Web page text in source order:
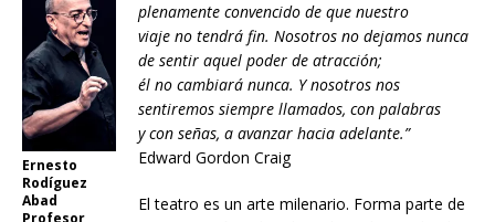
Ernesto
Rodíguez
Abad
Profesor
plenamente convencido de que nuestro
viaje no tendrá fin. Nosotros no dejamos nunca
de sentir aquel poder de atracción;
él no cambiará nunca. Y nosotros nos
sentiremos siempre llamados, con palabras
y con señas, a avanzar hacia adelante.”
Edward Gordon Craig
El teatro es un arte milenario. Forma parte de